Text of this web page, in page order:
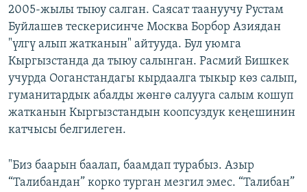
2005-жылы тыюу салган. Саясат таануучу Рустам
Буйлашев тескерисинче Москва Борбор Азиядан
"үлгү алып жатканын" айтууда. Бул уюмга
Кыргызстанда да тыюу салынган. Расмий Бишкек
учурда Ооганстандагы кырдаалга тыкыр көз салып,
гуманитардык абалды жөнгө салууга салым кошуп
жатканын Кыргызстандын коопсуздук кеңешинин
катчысы белгилеген.
"Биз баарын баалап, баамдап турабыз. Азыр
“Талибандан” корко турган мезгил эмес. “Талибан”